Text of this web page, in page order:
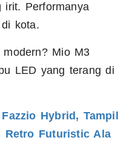
irit. Performanya
kota.
Mio M3
LED yang terang di
Hybrid, Tampil
Retro Futuristic Ala